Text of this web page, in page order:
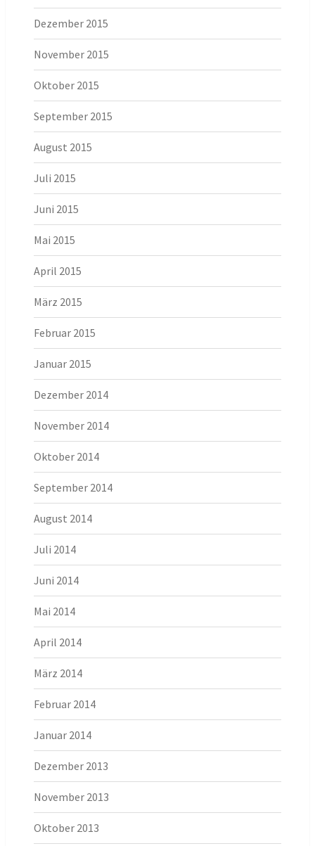
Dezember 2015
November 2015
Oktober 2015
September 2015
August 2015
Juli 2015
Juni 2015
Mai 2015
April 2015
März 2015
Februar 2015
Januar 2015
Dezember 2014
November 2014
Oktober 2014
September 2014
August 2014
Juli 2014
Juni 2014
Mai 2014
April 2014
März 2014
Februar 2014
Januar 2014
Dezember 2013
November 2013
Oktober 2013